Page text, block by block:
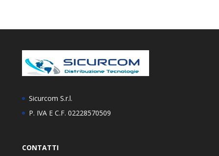
Sicurcom S.r.l.
P. IVA E C.F. 02228570509
CONTATTI